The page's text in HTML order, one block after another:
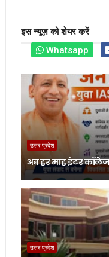
इस न्यूज़ को शेयर करें
Whatsapp
उत्तर प्रदेश
अब हर माह इंटर कॉलेज
उत्तर प्रदेश